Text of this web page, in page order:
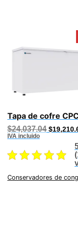
Tapa de cofre
$24,037.04 Original
$
IVA incluido
Conservadores de